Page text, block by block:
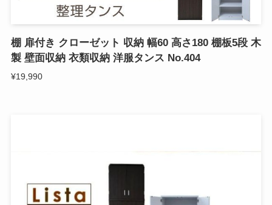
棚 扉付き クローゼット 収納 幅60 高さ180 棚板5段 木
製 壁面収納 衣類収納 洋服タンス No.404
¥19,990